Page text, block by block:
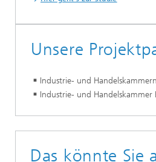
Unsere
Industrie- und
Industrie- und Handelskammer
Das könnte Sie